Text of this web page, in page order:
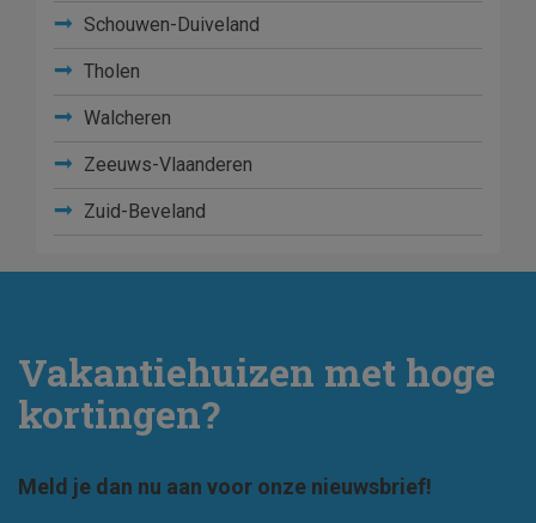
Schouwen-Duiveland
Tholen
Walcheren
Zeeuws-Vlaanderen
Zuid-Beveland
Vakantiehuizen met hoge
kortingen?
Meld je dan nu aan voor onze nieuwsbrief!